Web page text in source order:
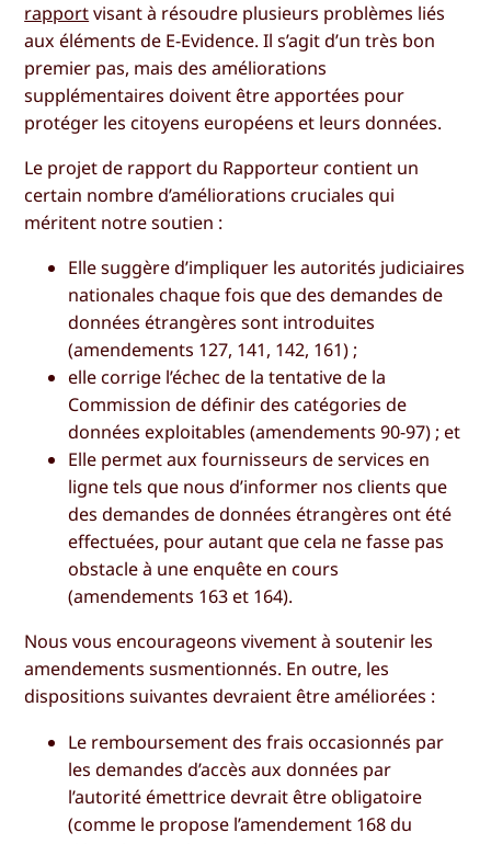
rapportvisant à résoudre plusieurs problèmes liés
aux éléments de E-Evidence. Il s’agit d’un très bon
premier pas, mais des améliorations
supplémentaires doivent être apportées pour
protéger les citoyens européens et leurs données.
Le projet de rapport du Rapporteur contient un
certain nombre d’améliorations cruciales qui
méritent notre soutien :
Elle suggère d’impliquer les autorités judiciaires
nationales chaque fois que des demandes de
données étrangères sont introduites
(amendements 127, 141, 142, 161) ;
elle corrige l’échec de la tentative de la
Commission de définir des catégories de
données exploitables (amendements 90-97) ; et
Elle permet aux fournisseurs de services en
ligne tels que nous d’informer nos clients que
des demandes de données étrangères ont été
effectuées, pour autant que cela ne fasse pas
obstacle à une enquête en cours
(amendements 163 et 164).
Nous vous encourageons vivement à soutenir les
amendements susmentionnés. En outre, les
dispositions suivantes devraient être améliorées :
Le remboursement des frais occasionnés par
les demandes d’accès aux données par
l’autorité émettrice devrait être obligatoire
(comme le propose l’amendement 168 du